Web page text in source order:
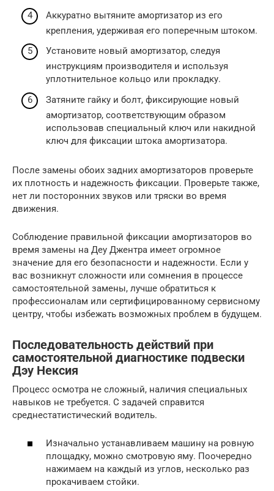
Аккуратно вытяните амортизатор из его
крепления, удерживая его поперечным штоком.
Установите новый амортизатор, следуя
инструкциям производителя и используя
уплотнительное кольцо или прокладку.
Затяните гайку и болт, фиксирующие новый
амортизатор, соответствующим образом
использовав специальный ключ или накидной
ключ для фиксации штока амортизатора.
После замены обоих задних амортизаторов проверьте
их плотность и надежность фиксации. Проверьте также,
нет ли посторонних звуков или тряски во время
движения.
Соблюдение правильной фиксации амортизаторов во
время замены на Деу Джентра имеет огромное
значение для его безопасности и надежности. Если у
вас возникнут сложности или сомнения в процессе
самостоятельной замены, лучше обратиться к
профессионалам или сертифицированному сервисному
центру, чтобы избежать возможных проблем в будущем.
Последовательность действий при
самостоятельной диагностике подвески
Дэу Нексия
Процесс осмотра не сложный, наличия специальных
навыков не требуется. С задачей справится
среднестатистический водитель.
Изначально устанавливаем машину на ровную
площадку, можно смотровую яму. Поочередно
нажимаем на каждый из углов, несколько раз
прокачиваем стойки.